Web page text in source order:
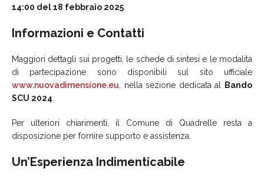
14:00 del 18 febbraio 2025
Informazioni e Contatti
Maggiori dettagli sui progetti, le schede di sintesi e le modalità
di partecipazione sono disponibili sul sito ufficiale
www.nuovadimensione.eu , nella sezione dedicata al
Bando
SCU 2024
Per ulteriori chiarimenti, il Comune di Quadrelle resta a
disposizione per fornire supporto e assistenza.
Un’Esperienza Indimenticabile